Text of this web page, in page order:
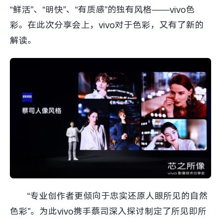
“鲜活”、“明快”、“有质感”的独有风格——vivo色
彩。在此次分享会上，vivo对于色彩，又有了新的
解读。
“专业创作者更倾向于忠实还原人眼所见的自然
色彩”。为此vivo携手蔡司深入探讨制定了所见即所